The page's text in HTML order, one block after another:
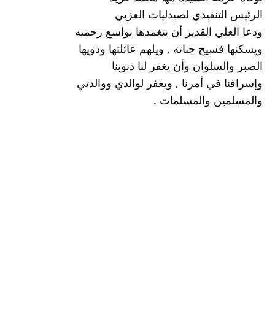
الرئيس التنفيذي لصيدليات العزبي
ودعا العلي القدير أن يتغمدها بواسع رحمته
ويسكنها فسيح جناته , ويلهم عائلتها وذويها
الصبر والسلوان وأن يغفر لنا ذنوبنا
وإسرافنا في أمرنا , ويغفر لوالدي ووالدتي
والمسلمين والمسلمات .